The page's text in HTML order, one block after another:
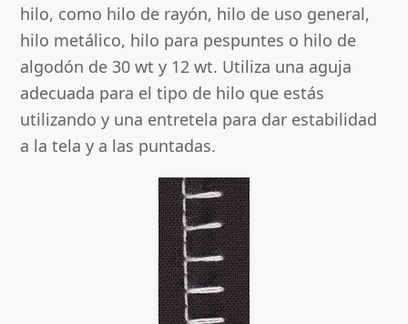
hilo, como hilo de rayón, hilo de uso general,
hilo metálico, hilo para pespuntes o hilo de
algodón de 30 wt y 12 wt. Utiliza una aguja
adecuada para el tipo de hilo que estás
utilizando y una entretela para dar estabilidad
a la tela y a las puntadas.